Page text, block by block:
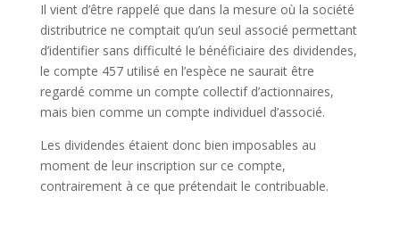
Il vient d’être rappelé que dans la mesure où la société
distributrice ne comptait qu’un seul associé permettant
d’identifier sans difficulté le bénéficiaire des dividendes,
le compte 457 utilisé en l’espèce ne saurait être
regardé comme un compte collectif d’actionnaires,
mais bien comme un compte individuel d’associé.
Les dividendes étaient donc bien imposables au
moment de leur inscription sur ce compte,
contrairement à ce que prétendait le contribuable.